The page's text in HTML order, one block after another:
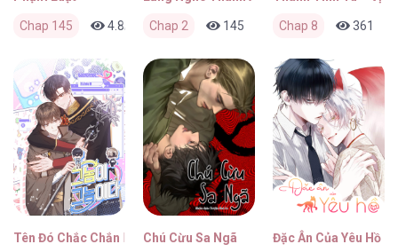
Chap 145 4.8K 0 2 tháng trước
Chap 2 145 3 tháng trước
Chap 8 361
Tên Đó Chắc Chắn Là Anh TaChú Cừu Sa Ngã Đặc Ân Của Yêu Hồ